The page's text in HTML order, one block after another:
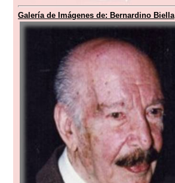
Galería de Imágenes de: Bernardino Biella